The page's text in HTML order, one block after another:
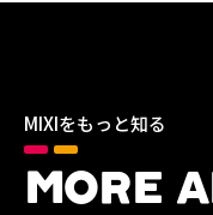
MIXIをもっと知る
MORE